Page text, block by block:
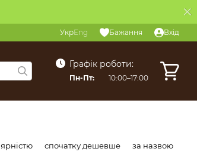
УкрEng Бажання Вхід
Графік роботи:
Пн-Пт: 10:00–17:00
спочатку дешевше за назвою